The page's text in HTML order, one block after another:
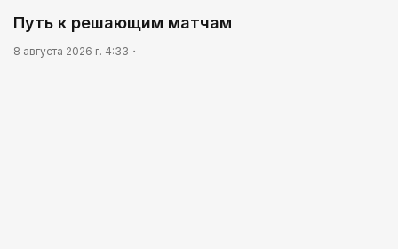
Путь к решающим матчам
8 августа 2026 г. 4:33